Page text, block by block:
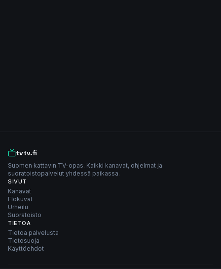
tvtv.fi
Suomen kattavin TV-opas. Kaikki kanavat, ohjelmat ja
suoratoistopalvelut yhdessä paikassa.
SIVUT
Kanavat
Elokuvat
Urheilu
Suoratoisto
TIETOA
Tietoa palvelusta
Tietosuoja
Käyttöehdot